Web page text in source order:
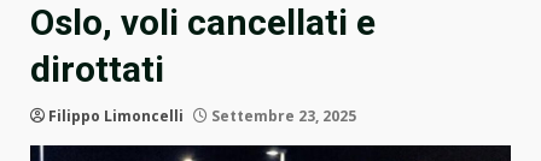
Oslo, voli cancellati e
dirottati
Filippo Limoncelli Settembre 23, 2025